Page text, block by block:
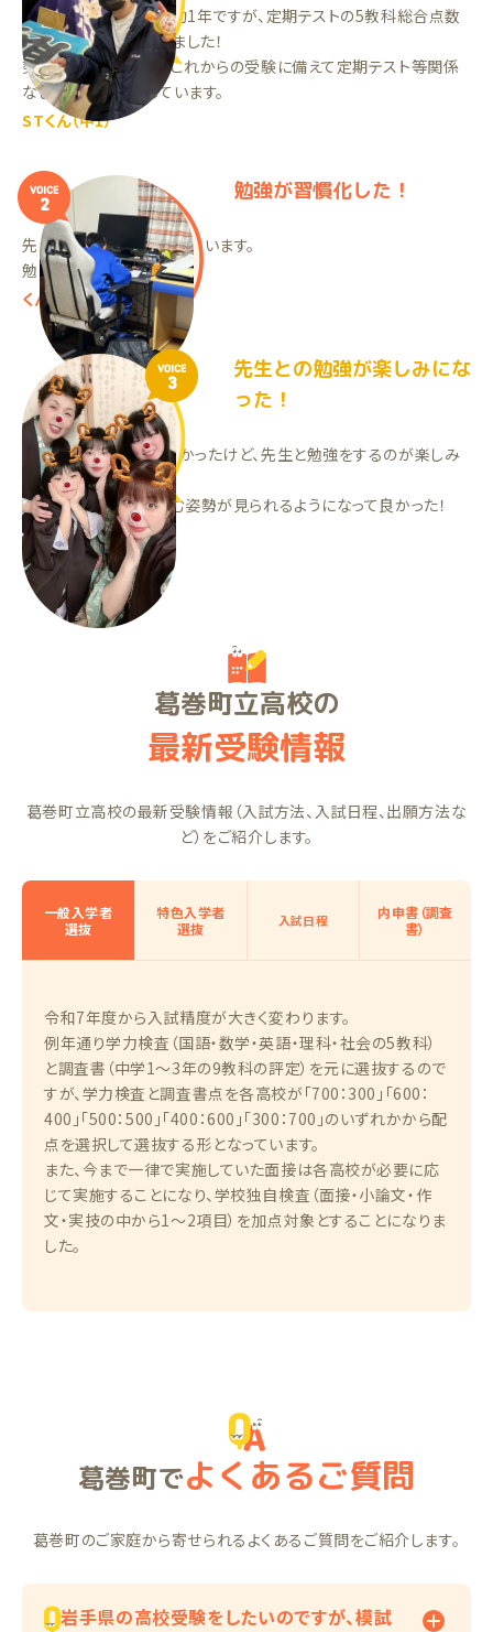
ランナーさんを始めて約1年ですが、定期テストの5教科総合点数
が約100点近く上がりました！
努力が結果に繋がり、これからの受験に備えて定期テスト等関係
なしに毎日勉強をしています。
STくん（中1）
VOICE
2
勉強が習慣化した！
先生の授業を楽しみにしています。
勉強が習慣化しました！
くん
VOICE
3
先生との勉強が楽しみにな
った！
勉強の仕方が分からなかったけど、先生と勉強をするのが楽しみ
になった！
週1でも勉強に取り組む姿勢が見られるようになって良かった！
RIちゃん（中2）
葛巻町立高校の
最新受験情報
葛巻町立高校の最新受験情報（入試方法、入試日程、出願方法な
ど）をご紹介します。
一般入学者
選抜
特色入学者
選抜
入試日程
内申書（調査
書）
令和7年度から入試精度が大きく変わります。
例年通り学力検査（国語・数学・英語・理科・社会の5教科）
と調査書（中学1〜3年の9教科の評定）を元に選抜するので
すが、学力検査と調査書点を各高校が「700：300」「600：
400」「500：500」「400：600」「300：700」のいずれかから配
点を選択して選抜する形となっています。
また、今まで一律で実施していた面接は各高校が必要に応
じて実施することになり、学校独自検査（面接・小論文・作
文・実技の中から1〜2項目）を加点対象とすることになりま
した。
葛巻町でよくあるご質問
葛巻町のご家庭から寄せられるよくあるご質問をご紹介します。
岩手県の高校受験をしたいのですが、模試